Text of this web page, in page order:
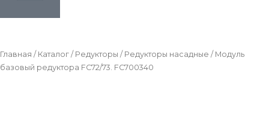
Главная / Каталог / Редукторы / Редукторы насадные / Модуль
базовый редуктора FC72/73. FC700340